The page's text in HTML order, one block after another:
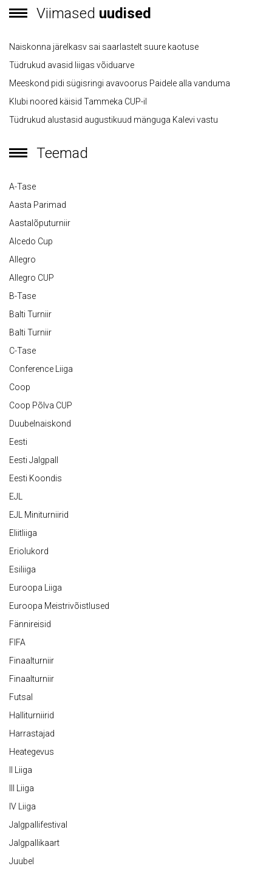
Viimased uudised
Naiskonna järelkasv sai saarlastelt suure kaotuse
Tüdrukud avasid liigas võiduarve
Meeskond pidi sügisringi avavoorus Paidele alla vanduma
Klubi noored käisid Tammeka CUP-il
Tüdrukud alustasid augustikuud mänguga Kalevi vastu
Teemad
A-Tase
Aasta Parimad
Aastalõputurniir
Alcedo Cup
Allegro
Allegro CUP
B-Tase
Balti Turniir
Balti Turniir
C-Tase
Conference Liiga
Coop
Coop Põlva CUP
Duubelnaiskond
Eesti
Eesti Jalgpall
Eesti Koondis
EJL
EJL Miniturniirid
Eliitliiga
Eriolukord
Esiliiga
Euroopa Liiga
Euroopa Meistrivõistlused
Fännireisid
FIFA
Finaalturniir
Finaalturniir
Futsal
Halliturniirid
Harrastajad
Heategevus
II Liiga
III Liiga
IV Liiga
Jalgpallifestival
Jalgpallikaart
Juubel